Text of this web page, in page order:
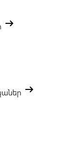
arrow_right_alt
arrow_right_alt